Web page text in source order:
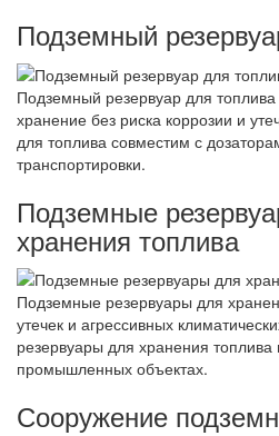
Подземный
Подземный резервуар для топлива
хранение без риска коррозии и
для топлива совместим с
транспортировки.
Подземные
хранения топлива
Подземные резервуары для
утечек и агрессивных
резервуары для хранения
промышленных объектах.
Сооружение